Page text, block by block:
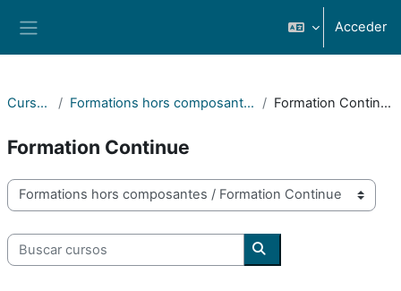
Acceder
Cursos Formations hors composantes Formation Continue
Formation Continue
Categorías
Buscar cursos
Buscar cursos